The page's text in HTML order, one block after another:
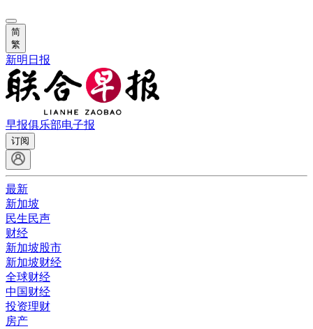
简
繁
新明日报
早报俱乐部电子报
订阅
最新
新加坡
民生民声
财经
新加坡股市
新加坡财经
全球财经
中国财经
投资理财
房产